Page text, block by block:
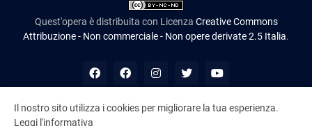
Quest'opera è distribuita con Licenza Creative Commons
Attribuzione - Non commerciale - Non opere derivate 2.5 Italia.
Il nostro sito utilizza i cookies per migliorare la tua esperienza.
Leggi l'informativa